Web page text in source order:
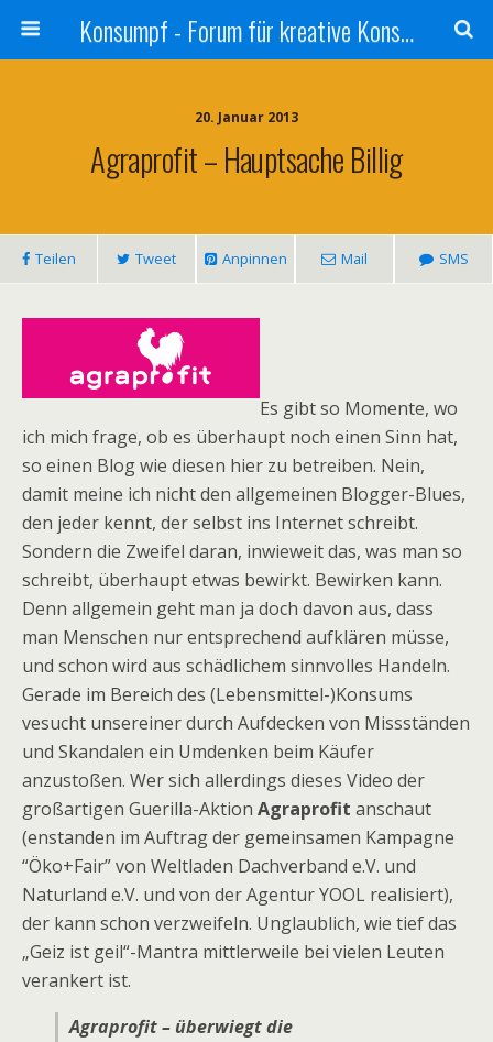
Konsumpf - Forum für kreative Konsumkritik - Culture Jamming, Nachhaltigkeit, Konzernkritik, Adbusting
20. Januar 2013
Agraprofit – Hauptsache Billig
Teilen Tweet Anpinnen Mail SMS
Es gibt so Momente, wo
ich mich frage, ob es überhaupt noch einen Sinn hat,
so einen Blog wie diesen hier zu betreiben. Nein,
damit meine ich nicht den allgemeinen Blogger-Blues,
den jeder kennt, der selbst ins Internet schreibt.
Sondern die Zweifel daran, inwieweit das, was man so
schreibt, überhaupt etwas bewirkt. Bewirken kann.
Denn allgemein geht man ja doch davon aus, dass
man Menschen nur entsprechend aufklären müsse,
und schon wird aus schädlichem sinnvolles Handeln.
Gerade im Bereich des (Lebensmittel-)Konsums
vesucht unsereiner durch Aufdecken von Missständen
und Skandalen ein Umdenken beim Käufer
anzustoßen. Wer sich allerdings dieses Video der
großartigen Guerilla-Aktion Agraprofit anschaut
(enstanden im Auftrag der gemeinsamen Kampagne
“Öko+Fair” von Weltladen Dachverband e.V. und
Naturland e.V. und von der Agentur YOOL realisiert),
der kann schon verzweifeln. Unglaublich, wie tief das
„Geiz ist geil“-Mantra mittlerweile bei vielen Leuten
verankert ist.
Agraprofit – überwiegt die